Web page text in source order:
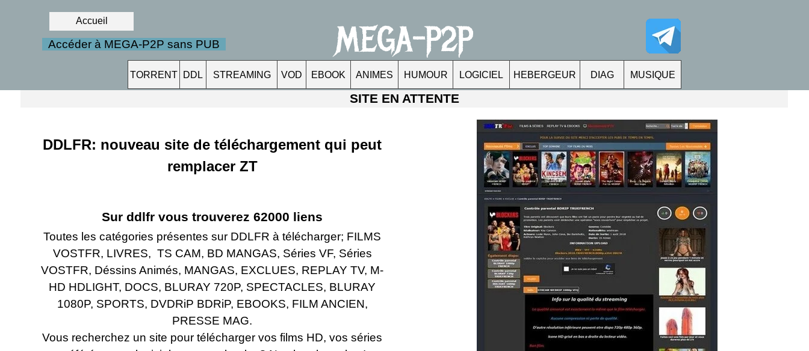
MEGA-P2P
Accueil
TORRENT DDL STREAMING VOD EBOOK ANIMES HUMOUR LOGICIEL HEBERGEUR DIAG MUSIQUE
Accéder à MEGA-P2P sans PUB
SITE EN ATTENTE
DDLFR: nouveau site de téléchargement qui peut
remplacer ZT
Sur ddlfr vous trouverez 62000 liens
Toutes les catégories présentes sur DDLFR à télécharger; FILMS
VOSTFR, LIVRES, TS CAM, BD MANGAS, Séries VF, Séries
VOSTFR, Déssins Animés, MANGAS, EXCLUES, REPLAY TV, M-
HD HDLIGHT, DOCS, BLURAY 720P, SPECTACLES, BLURAY
1080P, SPORTS, DVDRiP BDRiP, EBOOKS, FILM ANCIEN,
PRESSE MAG.
Vous recherchez un site pour télécharger vos films HD, vos séries